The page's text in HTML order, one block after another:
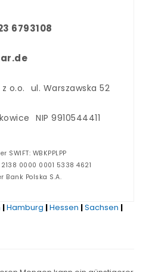
6793108
z o.o. ul. Warszawska 52
NIP 9910544411
SWIFT: WBKPPLPP
2138 0000 0001 5338 4621
Bank Polska S.A.
|Hamburg |Hessen |Sachsen |